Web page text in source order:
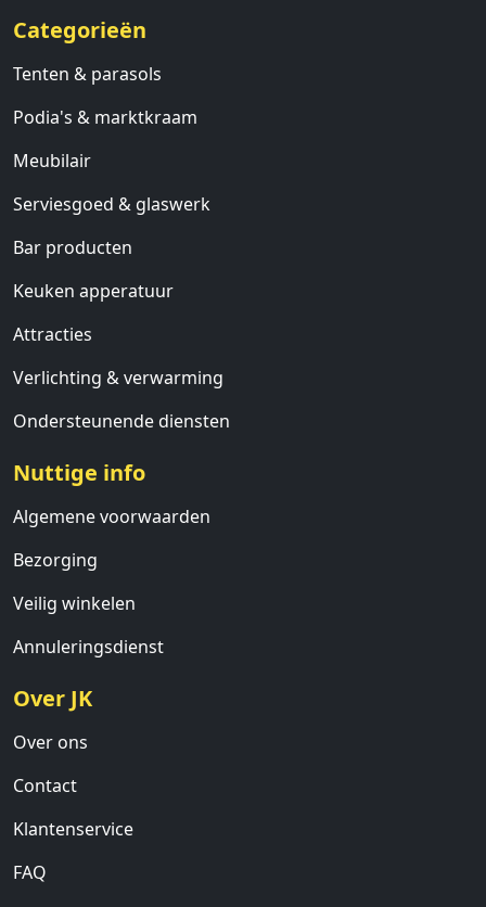
Categorieën
Tenten & parasols
Podia's & marktkraam
Meubilair
Serviesgoed & glaswerk
Bar producten
Keuken apperatuur
Attracties
Verlichting & verwarming
Ondersteunende diensten
Nuttige info
Algemene voorwaarden
Bezorging
Veilig winkelen
Annuleringsdienst
Over JK
Over ons
Contact
Klantenservice
FAQ